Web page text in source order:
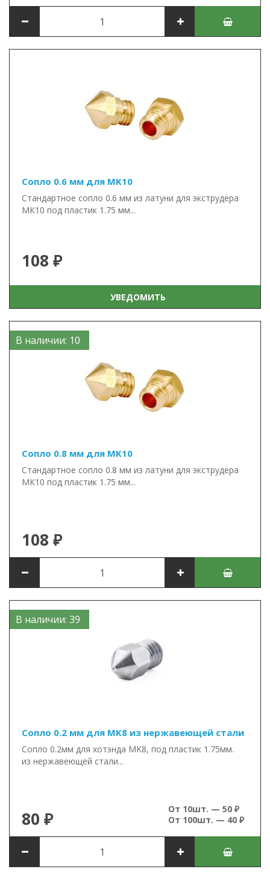
Сопло 0.6 мм для MK10
Стандартное сопло 0.6 мм из латуни для экструдера
МК10 под пластик 1.75 мм...
108 ₽
УВЕДОМИТЬ
В наличии: 10
Сопло 0.8 мм для MK10
Стандартное сопло 0.8 мм из латуни для экструдера
МК10 под пластик 1.75 мм...
108 ₽
В наличии: 39
Сопло 0.2 мм для MK8 из нержавеющей стали
Сопло 0.2мм для хотэнда MK8, под пластик 1.75мм.
из нержавеющей стали...
80 ₽
От 10шт. — 50 ₽
От 100шт. — 40 ₽